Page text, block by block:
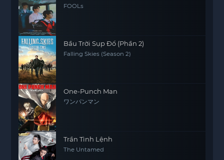
FOOLs
Bầu Trời Sụp Đổ (Phần 2)
Falling Skies (Season 2)
One-Punch Man
ワンパンマン
Trần Tình Lệnh
The Untamed